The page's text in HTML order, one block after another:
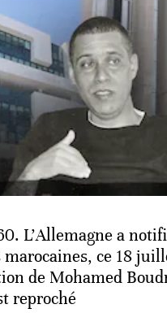
L’Allemagne a
ce 18
de Mohamed
reproché